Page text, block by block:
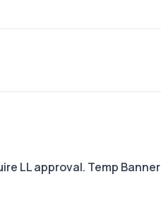
LL approval. Temp Banner